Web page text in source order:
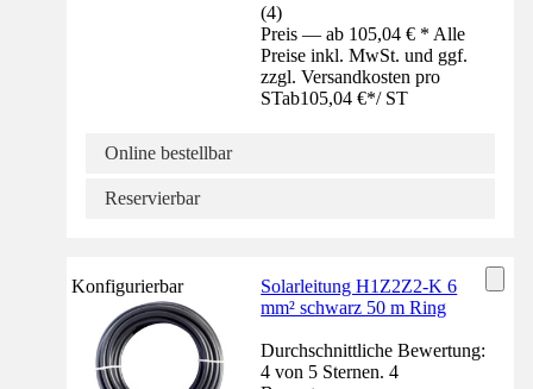
(4)
Preis — ab 105,04 € * Alle
Preise inkl. MwSt. und ggf.
zzgl. Versandkosten pro
STab105,04 €*/ ST
Online bestellbar
Reservierbar
Konfigurierbar
Solarleitung H1Z2Z2-K 6
mm² schwarz 50 m Ring
Durchschnittliche Bewertung:
4 von 5 Sternen. 4